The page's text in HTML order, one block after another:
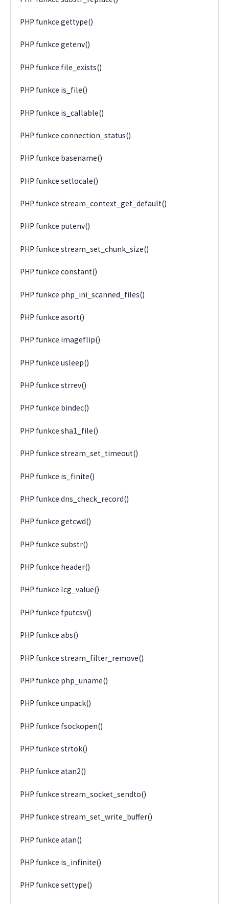
PHP funkce gettype()
PHP funkce getenv()
PHP funkce file_exists()
PHP funkce is_file()
PHP funkce is_callable()
PHP funkce connection_status()
PHP funkce basename()
PHP funkce setlocale()
PHP funkce stream_context_get_default()
PHP funkce putenv()
PHP funkce stream_set_chunk_size()
PHP funkce constant()
PHP funkce php_ini_scanned_files()
PHP funkce asort()
PHP funkce imageflip()
PHP funkce usleep()
PHP funkce strrev()
PHP funkce bindec()
PHP funkce sha1_file()
PHP funkce stream_set_timeout()
PHP funkce is_finite()
PHP funkce dns_check_record()
PHP funkce getcwd()
PHP funkce substr()
PHP funkce header()
PHP funkce lcg_value()
PHP funkce fputcsv()
PHP funkce abs()
PHP funkce stream_filter_remove()
PHP funkce php_uname()
PHP funkce unpack()
PHP funkce fsockopen()
PHP funkce strtok()
PHP funkce atan2()
PHP funkce stream_socket_sendto()
PHP funkce stream_set_write_buffer()
PHP funkce atan()
PHP funkce is_infinite()
PHP funkce settype()